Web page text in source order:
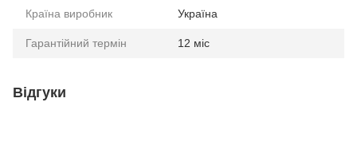
Країна виробник Україна
Гарантійний термін 12 міс
Відгуки